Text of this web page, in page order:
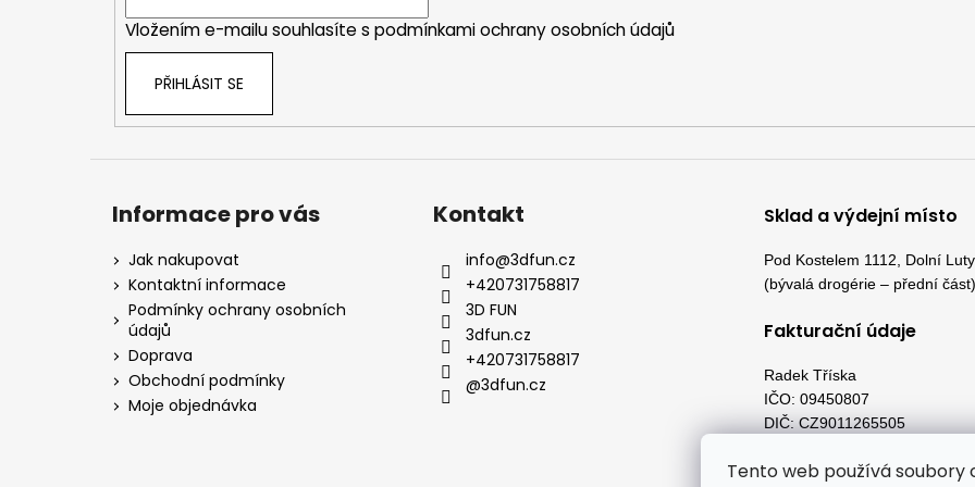
Tento web používá soubory
Vložením e-mailu souhlasíte s podmínkami ochrany osobních údajů
PŘIHLÁSIT SE
Informace pro vás
Jak nakupovat
Kontaktní informace
Podmínky ochrany osobních
údajů
Doprava
Obchodní podmínky
Moje objednávka
Kontakt
info@3dfun.cz
+420731758817
3D FUN
3dfun.cz
+420731758817
@3dfun.cz
Sklad a výdejní místo
Pod Kostelem 1112, Dolní
(bývalá drogérie – přední část)
Fakturační údaje
Radek Tříska
IČO: 09450807
DIČ: CZ9011265505
73553